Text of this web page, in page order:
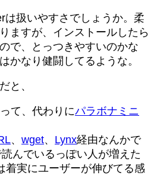
は扱いやすさでしょうか。柔
ますが、インストールしたら
で、とっつきやすいのかな
かなり健闘してるような。
と、
て、代わりにパラボナミニ
、 wget、 Lynx経由なんかで
んでいるっぽい人が増えた
着実にユーザーが伸びてる感